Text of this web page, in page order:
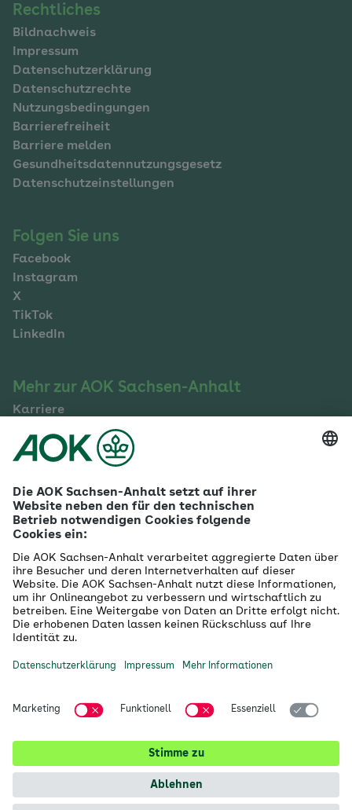
Navigation
im
Fußbereich
Rechtliches
Bildnachweis
Impressum
Datenschutzerklärung
Datenschutzrechte
Nutzungsbedingungen
Barrierefreiheit
Barriere melden
Gesundheitsdatennutzungsgesetz
Datenschutzeinstellungen
Folgen Sie uns
Facebook
Instagram
X
TikTok
LinkedIn
Mehr zur AOK Sachsen-Anhalt
Karriere
Betriebliches Gesundheitsmanagement
Gesundheitspartner
Betreuer- & Bevollmächtigte
Die AOK - Wir über uns
Grounding Page
Innovationsportal
Presse
Selbsthilfe
Selbstverwaltung
Ihre AOK Sachsen-Anhalt vor Ort
Halle
alle Kundencenter anzeigen